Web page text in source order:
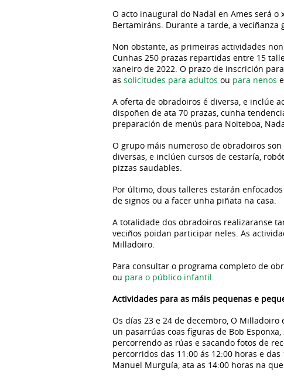
O acto inaugural do Nadal en Ames será o
Bertamiráns. Durante a tarde, a veciñanza
Non obstante, as primeiras actividades
Cunhas 250 prazas repartidas entre 15
xaneiro de 2022. O prazo de inscrición
as solicitudes para adultos ou para nenos
A oferta de obradoiros é diversa, e inclúe
dispoñen de ata 70 prazas, cunha
preparación de menús para Noiteboa,
O grupo máis numeroso de obradoiros
diversas, e inclúen cursos de cestaría,
pizzas saudables.
Por último, dous talleres estarán
de signos ou a facer unha piñata na casa.
A totalidade dos obradoiros realizaranse
veciños poidan participar neles. As
Milladoiro.
Para consultar o programa completo de
ou para o público infantil.
Actividades para as máis pequenas e
Os días 23 e 24 de decembro, O
un pasarrúas coas figuras de Bob
percorrendo as rúas e sacando fotos de
percorridos das 11:00 ás 12:00 horas e
Manuel Murguía, ata as 14:00 horas na